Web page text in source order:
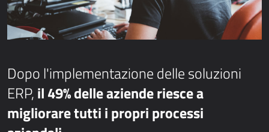
LAVORO SUL CAMPO
AllForFieldService
Dynamics 365 Field Service
SERVIZI PUBBLICI
Dopo l'implementazione delle soluzioni
ERP, il 49% delle aziende riesce a
migliorare tutti i propri processi